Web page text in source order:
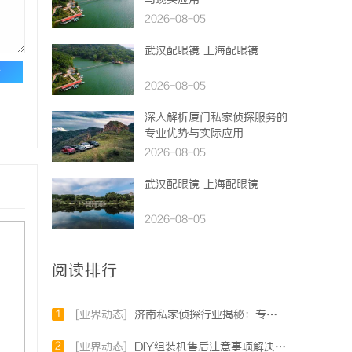
2026-08-05
武汉配眼镜 上海配眼镜
2026-08-05
深入解析厦门私家侦探服务的
专业优势与实际应用
2026-08-05
武汉配眼镜 上海配眼镜
2026-08-05
阅读排行
1 [业界动态] 济南私家侦探行业揭秘：专业服务与案件解析全方位指南
2 [业界动态] DIY组装机售后注意事项解决方案